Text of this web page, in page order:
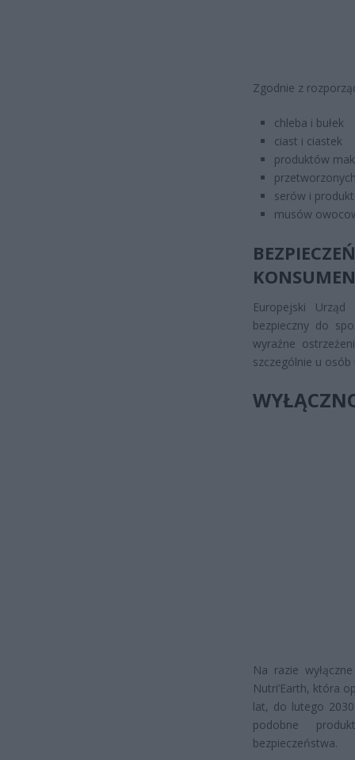
Zgodnie z
chleba i bułek
ciast i ciastek
produktów
serów i
musów
Europejski
bezpieczny do
wyraźne
szczególnie u
Na razie
Nutri’Earth, która
lat, do lutego
podobne
bezpieczeństwa.